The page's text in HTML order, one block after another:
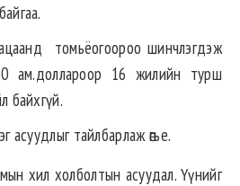
томьёогоороо шинчлэгдэж
ам.доллароор 16 жилийн турш
байхгүй.
асуудлыг тайлбарлаж өгье.
хил холболтын асуудал. Үүнийг